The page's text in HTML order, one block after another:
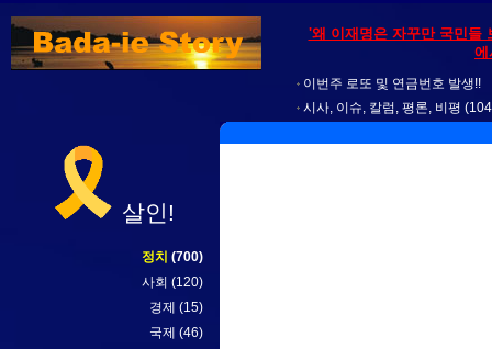
'왜 이재명은 자꾸만 국민들
에
이번주 로또 및 연금번호 발생!!
시사, 이슈, 칼럼, 평론, 비평
살인!
정치 (700)
사회 (120)
경제 (15)
국제 (46)